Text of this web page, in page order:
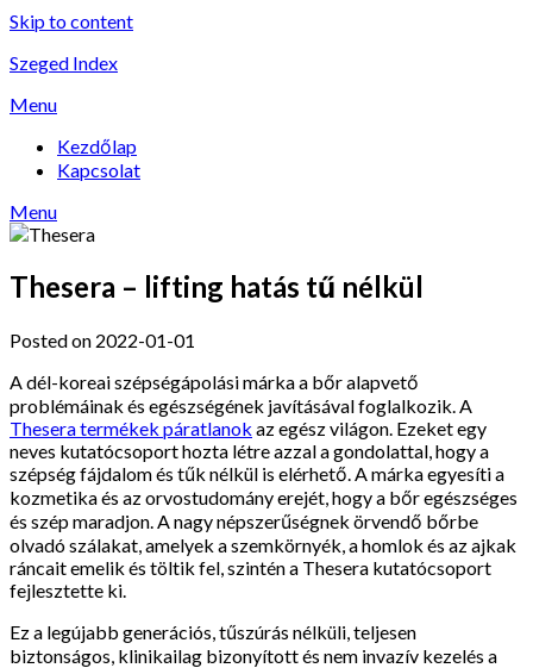
Skip to content
Szeged Index
Menu
Kezdőlap
Kapcsolat
Menu
Thesera – lifting hatás tű nélkül
Posted on 2022-01-01
A dél-koreai szépségápolási márka a bőr alapvető
problémáinak és egészségének javításával foglalkozik. A
Thesera termékek páratlanok az egész világon. Ezeket egy
neves kutatócsoport hozta létre azzal a gondolattal, hogy a
szépség fájdalom és tűk nélkül is elérhető. A márka egyesíti a
kozmetika és az orvostudomány erejét, hogy a bőr egészséges
és szép maradjon. A nagy népszerűségnek örvendő bőrbe
olvadó szálakat, amelyek a szemkörnyék, a homlok és az ajkak
ráncait emelik és töltik fel, szintén a Thesera kutatócsoport
fejlesztette ki.
Ez a legújabb generációs, tűszúrás nélküli, teljesen
biztonságos, klinikailag bizonyított és nem invazív kezelés a